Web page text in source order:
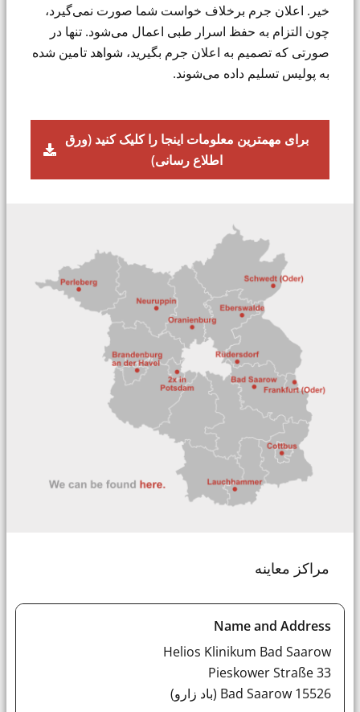
خیر. اعلان جرم برخلاف خواست شما صورت نمی‌گیرد،
چون التزام به حفظ اسرار طبی اعمال می‌شود. تنها در
صورتی که تصمیم به اعلان جرم بگیرید، شواهد تامین شده
به پولیس تسلیم داده می‌شوند.
برای مهمترین معلومات اینجا را کلیک کنید (ورق
اطلاع رسانی)
مراکز معاینه
Helios Klinikum Bad Saarow
Pieskower Straße 33
15526 Bad Saarow (باد زارو)